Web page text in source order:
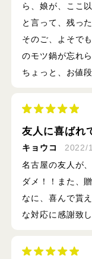
ら、娘が、ここ
と言って、残っ
そのご、よそで
のモツ鍋が忘れ
ちょっと、お値
友人に喜ばれ
キョウコ
2022/
名古屋の友人が
ダメ！！また、
なに、喜んで貰
な対応に感謝致し